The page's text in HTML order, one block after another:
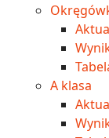
A klasa